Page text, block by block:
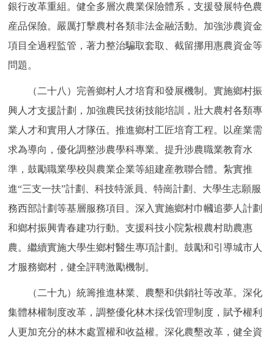
銀行改革重組。健全多層次農業保險體系，支援發展特色農
産品保險。嚴厲打擊農村各類非法金融活動。加強涉農資金
項目全過程監管，著力整治騙取套取、截留挪用惠農資金等
問題。
（二十八）完善鄉村人才培育和發展機制。實施鄉村振
興人才支援計劃，加強農民技術技能培訓，壯大農村各類專
業人才和實用人才隊伍。推進鄉村工匠培育工程。以産業需
求為導向，優化調整涉農學科專業。提升涉農職業教育水
準，鼓勵職業學校與農業企業等組建産教聯合體。紮實推
進“三支一扶”計劃、科技特派員、特崗計劃、大學生志願服
務西部計劃等基層服務項目。深入實施鄉村巾幗追夢人計劃
和鄉村振興青春建功行動。支援科技小院紮根農村助農惠
農。繼續實施大學生鄉村醫生專項計劃。鼓勵和引導城市人
才服務鄉村，健全評聘激勵機制。
（二十九）統籌推進林業、農墾和供銷社等改革。深化
集體林權制度改革，調整優化林木採伐管理制度，賦予權利
人更加充分的林木處置權和收益權。深化農墾改革，健全資